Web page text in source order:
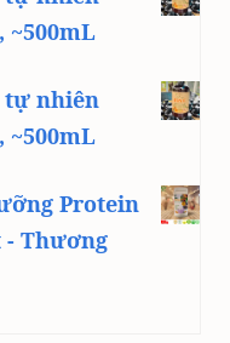
tự nhiên
Protein
Thương